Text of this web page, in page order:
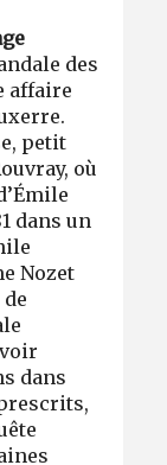
des
affaire
petit
où
dans un
Nozet
dans